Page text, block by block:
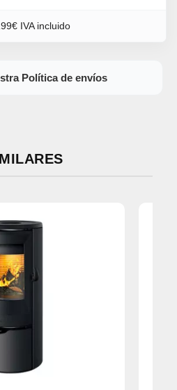
IVA incluido
Política de envíos